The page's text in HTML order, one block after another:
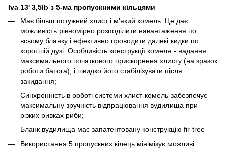
Iva 13' 3,5lb з 5-ма пропускними кільцями
Має більш потужний хлист і м'який комель. Це дає
можливість рівномірно розподілити навантаження по
всьому бланку і ефективно проводити далекі кидки по
коротшій дузі. Особливість конструкції комеля - надання
максимального початкового прискорення хлисту (на зразок
роботи батога), і швидко його стабілізувати після
закидання;
Синхронність в роботі системи хлист-комель забезпечує
максимальну зручність відпрацювання вудилища при
різких ривках риби;
Бланк вудилища має запатентовану конструкцію fir-tree
Використання 5 пропускних кілець мінімізує можливі